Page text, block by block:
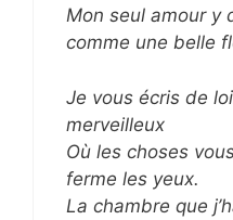
Mon seul amour y
comme une belle
Je vous écris de
merveilleux
Où les choses
ferme les yeux.
La chambre que